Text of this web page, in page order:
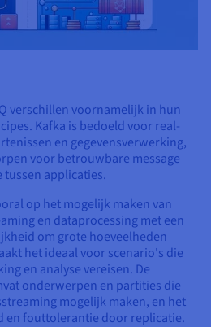
verschillen voornamelijk in hun
Kafka is bedoeld voor real-
en gegevensverwerking,
voor betrouwbare message
applicaties.
op het mogelijk maken van
en dataprocessing met een
om grote hoeveelheden
het ideaal voor scenario's die
en analyse vereisen. De
onderwerpen en partities die
mogelijk maken, en het
en fouttolerantie door replicatie.